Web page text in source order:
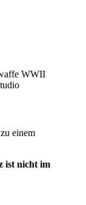
WWII
einem
ist nicht im